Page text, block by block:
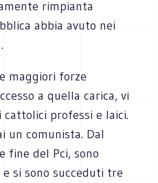
rimpianta
abbia avuto nei
maggiori forze
a quella carica, vi
cattolici professi e laici.
un comunista. Dal
fine del Pci, sono
si sono succeduti tre